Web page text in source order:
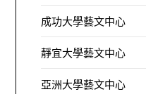
成功大學藝文中心
靜宜大學藝文中心
亞洲大學藝文中心